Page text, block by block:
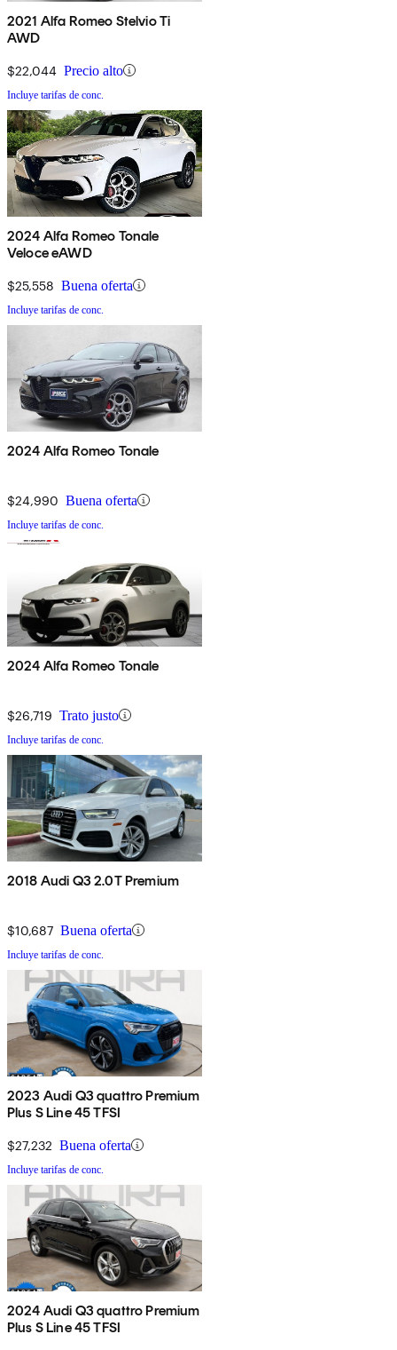
2021 Alfa Romeo Stelvio Ti
AWD
$22,044 Precio alto
Incluye tarifas de conc.
2024 Alfa Romeo Tonale
Veloce eAWD
$25,558 Buena oferta
Incluye tarifas de conc.
2024 Alfa Romeo Tonale
$24,990 Buena oferta
Incluye tarifas de conc.
2024 Alfa Romeo Tonale
$26,719 Trato justo
Incluye tarifas de conc.
2018 Audi Q3 2.0T Premium
$10,687 Buena oferta
Incluye tarifas de conc.
2023 Audi Q3 quattro Premium
Plus S Line 45 TFSI
$27,232 Buena oferta
Incluye tarifas de conc.
2024 Audi Q3 quattro Premium
Plus S Line 45 TFSI